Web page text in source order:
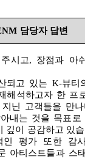
담당자 답변
시고, 장점과 아
되고 있는 K-뷰티
해석하고자 한 프
닌 고객들을 만나
내는 것을 목표로
깊이 공감하고 있
평가 또한 감
아티스트들과 스